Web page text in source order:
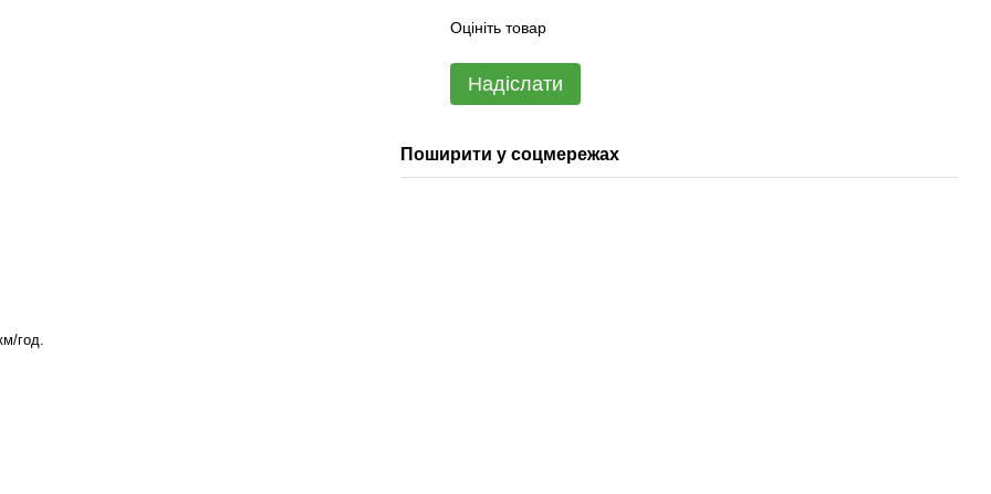
год.
Оцініть товар
Надіслати
Поширити у соцмережах